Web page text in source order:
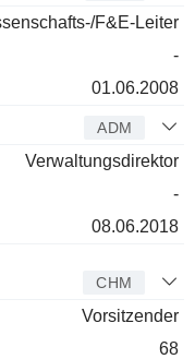
F&E-Leiter
-
01.06.2008
ADM
Verwaltungsdirektor
-
08.06.2018
CHM
Vorsitzender
68